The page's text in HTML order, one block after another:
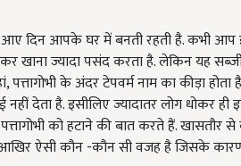
आए दिन आपके घर में बनती रहती है. कभी
खाना ज्यादा पसंद करता है. लेकिन यह
पत्तागोभी के अंदर टेपवर्म नाम का कीड़ा
देता है. इसीलिए ज्यादातर लोग धोकर ही
को हटाने की बात करते हैं. खासतौर
ऐसी कौन -कौन सी वजह है जिसके कारण